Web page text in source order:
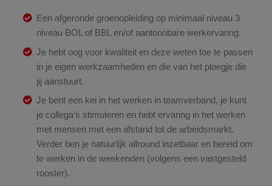
Een afgeronde groenopleiding op minimaal niveau 3
niveau BOL of BBL en/of aantoonbare werkervaring.
Je hebt oog voor kwaliteit en deze weten toe te passen
in je eigen werkzaamheden en die van het ploegje die
jij aanstuurt.
Je bent een kei in het werken in teamverband, je kunt
je collega’s stimuleren en hebt ervaring in het werken
met mensen met een afstand tot de arbeidsmarkt.
Verder ben je natuurlijk allround inzetbaar en bereid om
te werken in de weekenden (volgens een vastgesteld
rooster).